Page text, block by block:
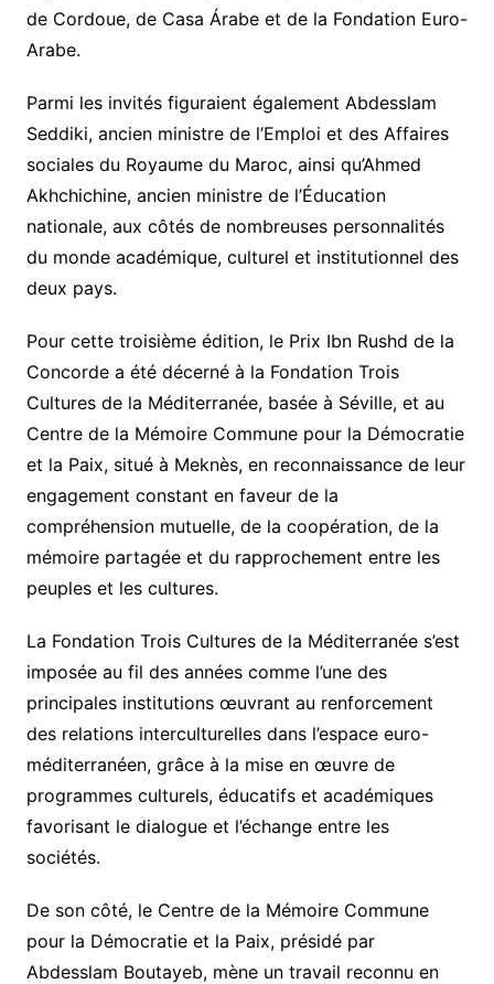
de Cordoue, de Casa Árabe et de la Fondation Euro-
Arabe.
Parmi les invités figuraient également Abdesslam
Seddiki, ancien ministre de l’Emploi et des Affaires
sociales du Royaume du Maroc, ainsi qu’Ahmed
Akhchichine, ancien ministre de l’Éducation
nationale, aux côtés de nombreuses personnalités
du monde académique, culturel et institutionnel des
deux pays.
Pour cette troisième édition, le Prix Ibn Rushd de la
Concorde a été décerné à la Fondation Trois
Cultures de la Méditerranée, basée à Séville, et au
Centre de la Mémoire Commune pour la Démocratie
et la Paix, situé à Meknès, en reconnaissance de leur
engagement constant en faveur de la
compréhension mutuelle, de la coopération, de la
mémoire partagée et du rapprochement entre les
peuples et les cultures.
La Fondation Trois Cultures de la Méditerranée s’est
imposée au fil des années comme l’une des
principales institutions œuvrant au renforcement
des relations interculturelles dans l’espace euro-
méditerranéen, grâce à la mise en œuvre de
programmes culturels, éducatifs et académiques
favorisant le dialogue et l’échange entre les
sociétés.
De son côté, le Centre de la Mémoire Commune
pour la Démocratie et la Paix, présidé par
Abdesslam Boutayeb, mène un travail reconnu en